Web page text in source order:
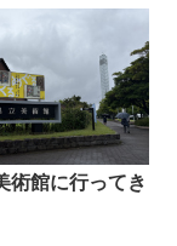
術館に行ってき